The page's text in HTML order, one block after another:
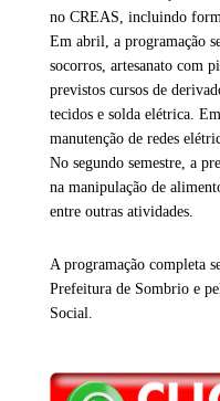
no CREAS, incluindo
Em abril, a programação
socorros, artesanato com
previstos cursos de
tecidos e solda elétrica.
manutenção de redes
No segundo semestre, a
na manipulação de
entre outras atividades.
A programação completa
Prefeitura de Sombrio e
Social.